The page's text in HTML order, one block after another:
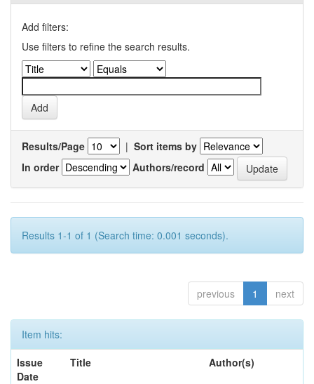
Add filters:
Use filters to refine the search results.
Results/Page | Sort items by
In order
Authors/record
Results 1-1 of 1 (Search time: 0.001 seconds).
previous 1 next
Item hits:
Issue
Date
Title Author(s)